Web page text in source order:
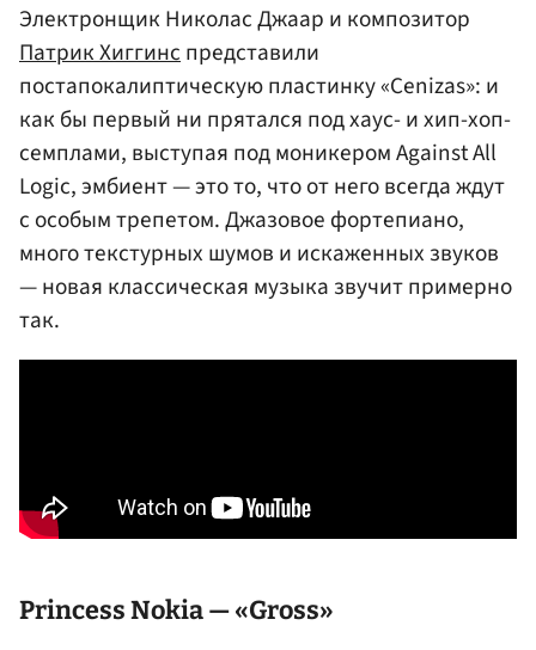
Электронщик Николас Джаар и композитор
Патрик Хиггинспредставили
постапокалиптическую пластинку «Cenizas»: и
как бы первый ни прятался под хаус- и хип-хоп-
семплами, выступая под моникером Against All
Logic, эмбиент — это то, что от него всегда ждут
с особым трепетом. Джазовое фортепиано,
много текстурных шумов и искаженных звуков
— новая классическая музыка звучит примерно
так.
Princess Nokia — «Gross»